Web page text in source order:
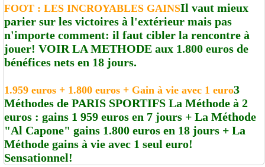
FOOT : LES INCROYABLES GAINSIl vaut mieux
parier sur les victoires à l'extérieur mais pas
n'importe comment: il faut cibler la rencontre à
jouer! VOIR LA METHODE aux 1.800 euros de
bénéfices nets en 18 jours.
1.959 euros + 1.800 euros + Gain à vie avec 1 euro3
Méthodes de PARIS SPORTIFS La Méthode à 2
euros : gains 1 959 euros en 7 jours + La Méthode
"Al Capone" gains 1.800 euros en 18 jours + La
Méthode gains à vie avec 1 seul euro!
Sensationnel!